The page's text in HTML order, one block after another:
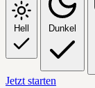
Hell Dunkel
Jetzt starten